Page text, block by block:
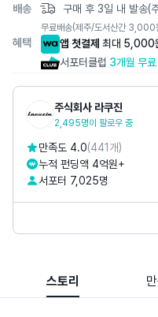
배송 구매 후 3일 내 발송(
무료배송(제주/도서산간 3,000
혜택 앱 첫결제 최대 5,000
서포터클럽 3개월 무료
주식회사 라쿠진
2,495명이 팔로우 중
만족도 4.0(441개)
누적 펀딩액 4억원+
서포터 7,025명
스토리